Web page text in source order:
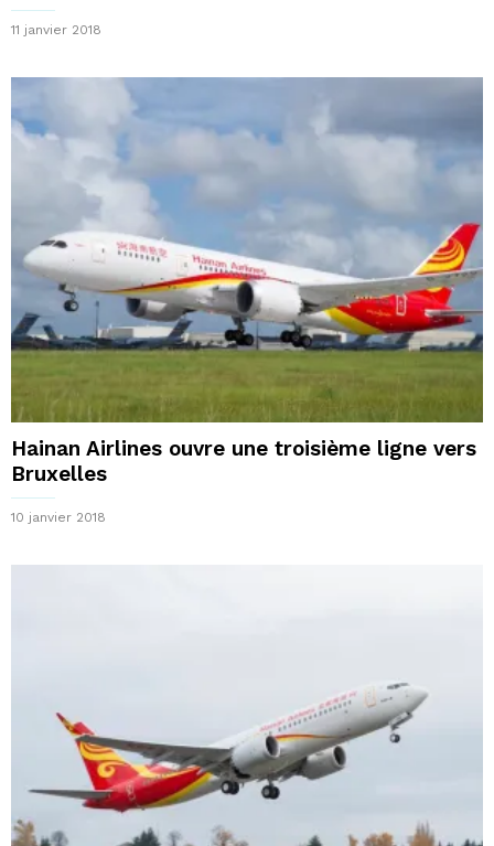
11 janvier 2018
Hainan Airlines ouvre une troisième ligne vers
Bruxelles
10 janvier 2018